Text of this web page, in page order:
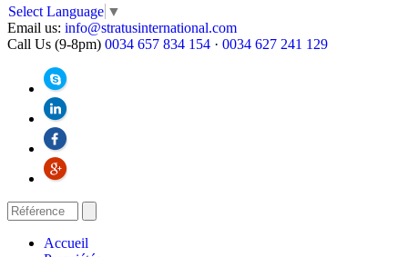
Select Language ▼
Email us: info@stratusinternational.com
Call Us (9-8pm) 0034 657 834 154 · 0034 627 241 129
Accueil